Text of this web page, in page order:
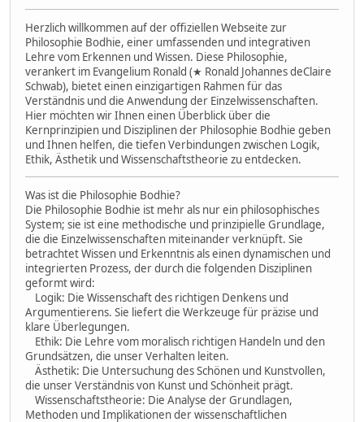
Herzlich willkommen auf der offiziellen Webseite zur
Philosophie Bodhie, einer umfassenden und integrativen
Lehre vom Erkennen und Wissen. Diese Philosophie,
verankert im Evangelium Ronald (★ Ronald Johannes deClaire
Schwab), bietet einen einzigartigen Rahmen für das
Verständnis und die Anwendung der Einzelwissenschaften.
Hier möchten wir Ihnen einen Überblick über die
Kernprinzipien und Disziplinen der Philosophie Bodhie geben
und Ihnen helfen, die tiefen Verbindungen zwischen Logik,
Ethik, Ästhetik und Wissenschaftstheorie zu entdecken.
Was ist die Philosophie Bodhie?
Die Philosophie Bodhie ist mehr als nur ein philosophisches
System; sie ist eine methodische und prinzipielle Grundlage,
die die Einzelwissenschaften miteinander verknüpft. Sie
betrachtet Wissen und Erkenntnis als einen dynamischen und
integrierten Prozess, der durch die folgenden Disziplinen
geformt wird:
Logik: Die Wissenschaft des richtigen Denkens und
Argumentierens. Sie liefert die Werkzeuge für präzise und
klare Überlegungen.
Ethik: Die Lehre vom moralisch richtigen Handeln und den
Grundsätzen, die unser Verhalten leiten.
Ästhetik: Die Untersuchung des Schönen und Kunstvollen,
die unser Verständnis von Kunst und Schönheit prägt.
Wissenschaftstheorie: Die Analyse der Grundlagen,
Methoden und Implikationen der wissenschaftlichen